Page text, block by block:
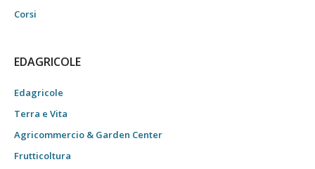
Corsi
EDAGRICOLE
Edagricole
Terra e Vita
Agricommercio & Garden Center
Frutticoltura